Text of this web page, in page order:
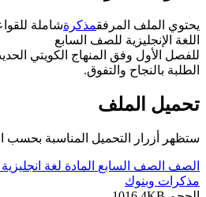
يحتوي الملف المرفقمذكرةشاملة
اللغة الإنجليزية للصف السابع
للفصل الأول وفق المنهاج الكويتي
الطلبة بالنجاح والتفوق.
تحميل الملف
ستظهر أزرار التحميل المناسبة بحسب
الصف الصف السابع المادة لغة انجليزية
مذكرات وبنوك